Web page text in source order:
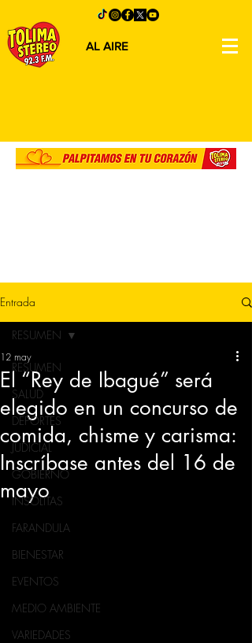
AL AIRE
Entrada
RESUMEN
SALUD
DEPORTES
JUDICIAL
GOBIERNO
INSÓLITAS
FARANDULA
BIENESTAR
EVENTOS
MEDIO AMBIENTE
VARIEDADES
RESUMEN
El “Rey de Ibagué” será
elegido en un concurso de
comida, chisme y carisma:
Inscríbase antes del 16 de
mayo
12 may